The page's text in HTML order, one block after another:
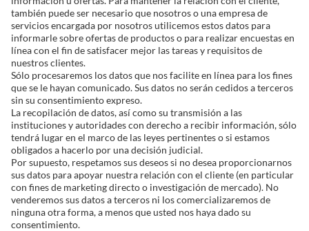
también puede ser necesario que nosotros o una empresa de
servicios encargada por nosotros utilicemos estos datos para
informarle sobre ofertas de productos o para realizar encuestas en
línea con el fin de satisfacer mejor las tareas y requisitos de
nuestros clientes.
Sólo procesaremos los datos que nos facilite en línea para los fines
que se le hayan comunicado. Sus datos no serán cedidos a terceros
sin su consentimiento expreso.
La recopilación de datos, así como su transmisión a las
instituciones y autoridades con derecho a recibir información, sólo
tendrá lugar en el marco de las leyes pertinentes o si estamos
obligados a hacerlo por una decisión judicial.
Por supuesto, respetamos sus deseos si no desea proporcionarnos
sus datos para apoyar nuestra relación con el cliente (en particular
con fines de marketing directo o investigación de mercado). No
venderemos sus datos a terceros ni los comercializaremos de
ninguna otra forma, a menos que usted nos haya dado su
consentimiento.